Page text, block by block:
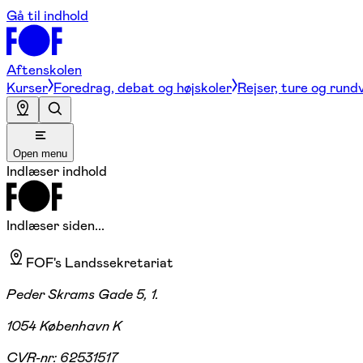
Gå til indhold
Aftenskolen
Kurser Foredrag, debat og højskoler Rejser, ture og
Open menu
Indlæser indhold
Indlæser siden...
FOF's Landssekretariat
Peder Skrams Gade 5, 1.
1054 København K
CVR-nr: 62531517